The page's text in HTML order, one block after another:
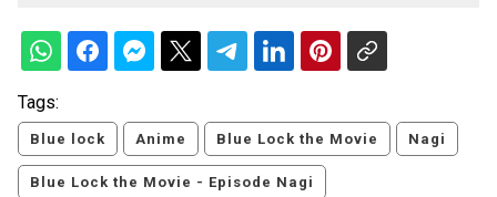
Tags:
Blue lock Anime Blue Lock the Movie Nagi
Blue Lock the Movie - Episode Nagi